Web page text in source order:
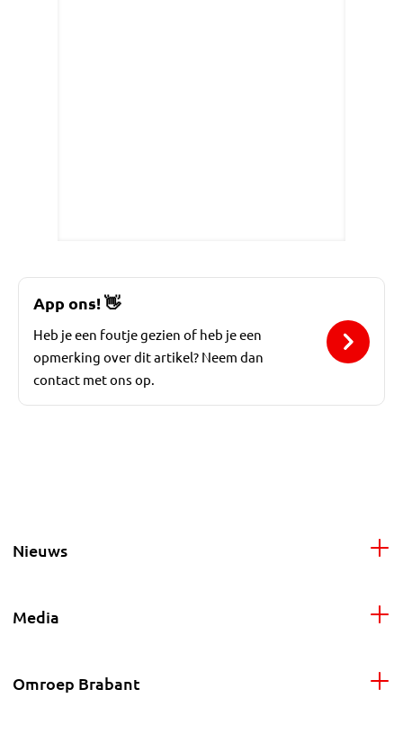
App ons!👋
Heb je een foutje gezien of heb je een
opmerking over dit artikel? Neem dan
contact met ons op.
Nieuws
Media
Omroep Brabant